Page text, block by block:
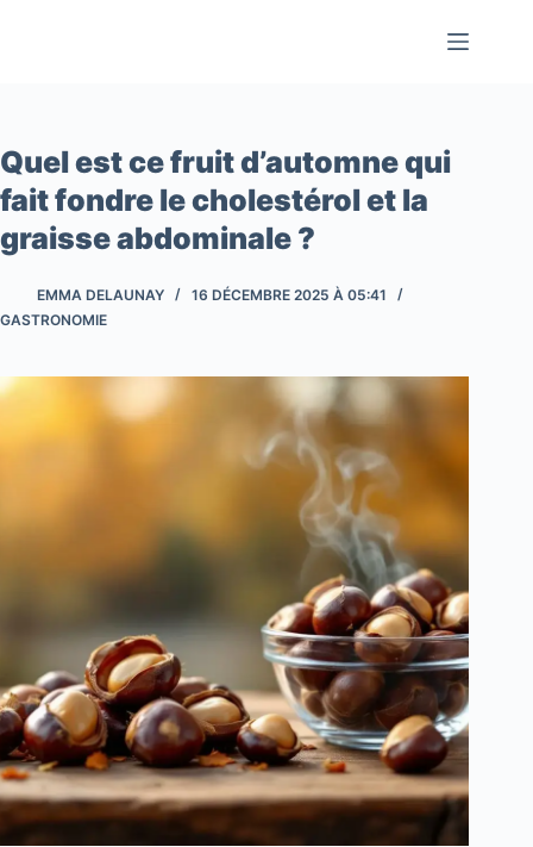
Quel est ce fruit d’automne qui
fait fondre le cholestérol et la
graisse abdominale ?
EMMA DELAUNAY
16 DÉCEMBRE 2025 À 05:41
GASTRONOMIE